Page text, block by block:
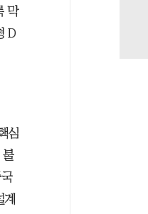
막
D
심
불
계